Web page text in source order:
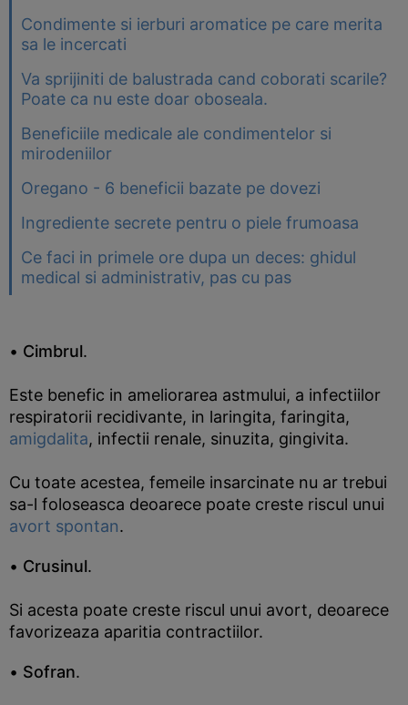
Condimente si ierburi aromatice pe care merita
sa le incercati
Va sprijiniti de balustrada cand coborati scarile?
Poate ca nu este doar oboseala.
Beneficiile medicale ale condimentelor si
mirodeniilor
Oregano - 6 beneficii bazate pe dovezi
Ingrediente secrete pentru o piele frumoasa
Ce faci in primele ore dupa un deces: ghidul
medical si administrativ, pas cu pas
• Cimbrul.
Este benefic in ameliorarea astmului, a infectiilor
respiratorii recidivante, in laringita, faringita,
amigdalita, infectii renale, sinuzita, gingivita.
Cu toate acestea, femeile insarcinate nu ar trebui
sa-l foloseasca deoarece poate creste riscul unui
avort spontan.
• Crusinul.
Si acesta poate creste riscul unui avort, deoarece
favorizeaza aparitia contractiilor.
• Sofran.